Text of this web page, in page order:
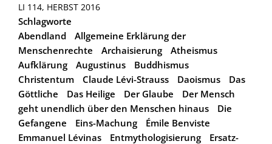
LI 114, HERBST 2016
Schlagworte
Abendland
Allgemeine Erklärung der
Menschenrechte
Archaisierung
Atheismus
Aufklärung
Augustinus
Buddhismus
Christentum
Claude Lévi-Strauss Daoismus
Das
Göttliche
Das Heilige Der Glaube
Der Mensch
geht unendlich über den Menschen hinaus
Die
Gefangene
Eins-Machung
Émile Benviste
Emmanuel Lévinas
Entmythologisierung
Ersatz-